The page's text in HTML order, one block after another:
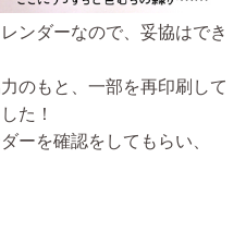
ンダーなので、妥協はでき
のもと、一部を再印刷して
た！
ーを確認をしてもらい、